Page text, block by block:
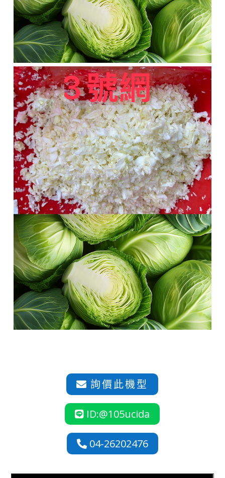
 詢價此機型
 ID:@105ucida
 04-26202476